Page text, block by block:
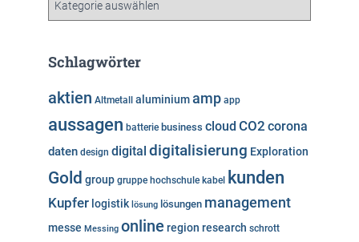
g
r
i
n
Schlagwörter
aktien Altmetall aluminiumamp app
aussagen batterie business cloud CO2 corona
daten design digital digitalisierung Exploration
Gold group gruppe hochschule kabel kunden
Kupfer logistik lösung lösungen management
messe Messing online region research schrott